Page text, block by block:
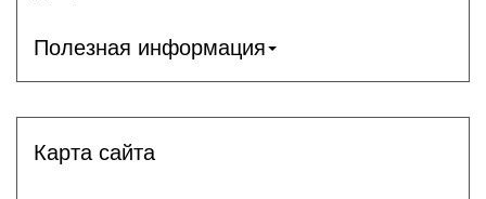
Полезная информация
Карта сайта